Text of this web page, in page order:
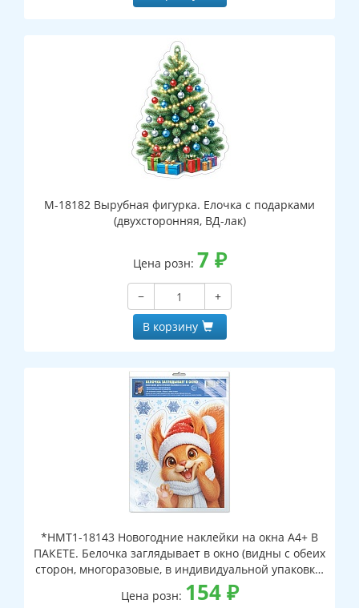
М-18182 Вырубная фигурка. Елочка с подарками
(двухсторонняя, ВД-лак)
Цена розн: 7 ₽
−
+
В корзину
*НМТ1-18143 Новогодние наклейки на окна А4+ В
ПАКЕТЕ. Белочка заглядывает в окно (видны с обеих
сторон, многоразовые, в индивидуальной упаковке,
с европодвесом и клеевым клапаном)
Цена розн: 154₽